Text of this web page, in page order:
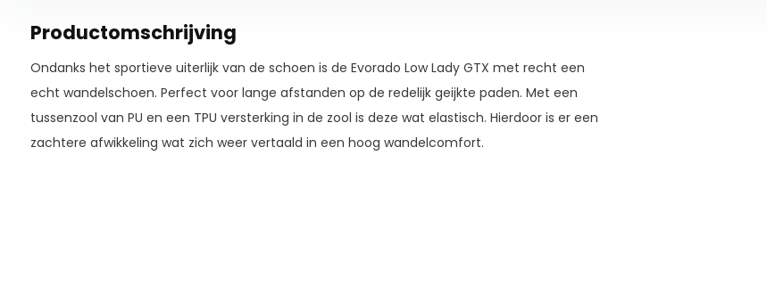
Productomschrijving
Ondanks het sportieve uiterlijk van de schoen is de Evorado Low Lady GTX met recht een
echt wandelschoen. Perfect voor lange afstanden op de redelijk geijkte paden. Met een
tussenzool van PU en een TPU versterking in de zool is deze wat elastisch. Hierdoor is er een
zachtere afwikkeling wat zich weer vertaald in een hoog wandelcomfort.